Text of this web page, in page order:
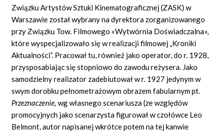
Związku Artystów Sztuki Kinematograficznej (ZASK) w
Warszawie został wybrany na dyrektora zorganizowanego
przy Związku Tow. Filmowego «Wytwórnia Doświadczalna»,
które wyspecjalizowało się w realizacji filmowej „Kroniki
Aktualności”. Pracował tu, również jako operator, do r. 1928,
przysposabiając się stopniowo do zawodu reżysera. Jako
samodzielny realizator zadebiutował w r. 1927 jedynym w
swym dorobku pełnometrażowym obrazem fabularnym pt.
Przeznaczenie,wg własnego scenariusza (ze względów
promocyjnych jako scenarzysta figurował w czołówce Leo
Belmont, autor napisanej wkrótce potem na tej kanwie